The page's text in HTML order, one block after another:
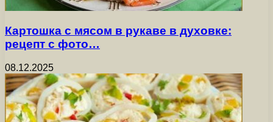
Картошка с мясом в рукаве в духовке:
рецепт с фото…
08.12.2025